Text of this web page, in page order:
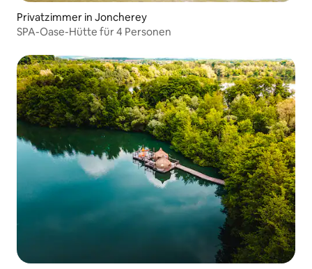
Privatzimmer in Joncherey
SPA-Oase-Hütte für 4 Personen